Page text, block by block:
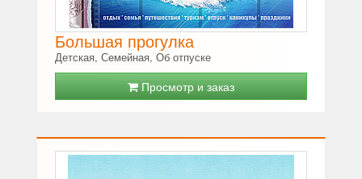
Большая прогулка
Детская, Семейная, Об отпуске
Просмотр и заказ